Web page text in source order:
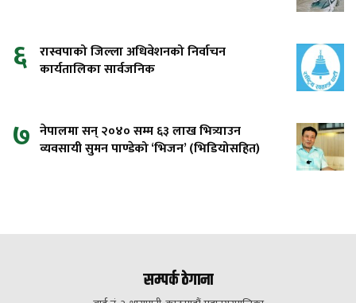
६ रास्वपाको जिल्ला अधिवेशनको निर्वाचन
कार्यतालिका सार्वजनिक
७ नेपालमा सन् २०४० सम्म ६३ लाख भित्र्याउन
व्यवसायी सुमन पाण्डेको ‘भिजन’ (भिडियोसहित)
सम्पर्क ठेगाना